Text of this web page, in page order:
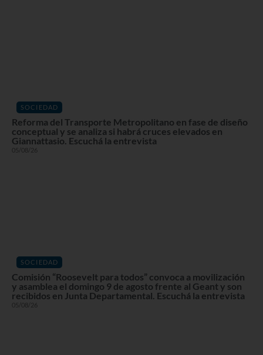
SOCIEDAD
Reforma del Transporte Metropolitano en fase de diseño
conceptual y se analiza si habrá cruces elevados en
Giannattasio. Escuchá la entrevista
05/08/26
SOCIEDAD
Comisión “Roosevelt para todos” convoca a movilización
y asamblea el domingo 9 de agosto frente al Geant y son
recibidos en Junta Departamental. Escuchá la entrevista
05/08/26